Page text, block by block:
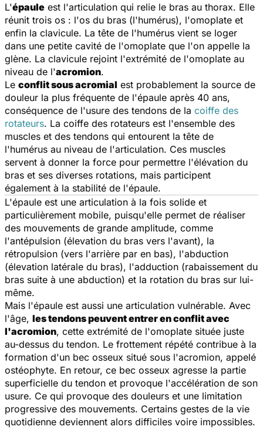
L'épaule est l'articulation qui relie le bras au thorax. Elle
réunit trois os : l'os du bras (l'humérus), l'omoplate et
enfin la clavicule. La tête de l'humérus vient se loger
dans une petite cavité de l'omoplate que l'on appelle la
glène. La clavicule rejoint l'extrémité de l'omoplate au
niveau de l'acromion.
Le conflit sous acromial est probablement la source de
douleur la plus fréquente de l'épaule après 40 ans,
conséquence de l'usure des tendons de la coiffe des
rotateurs. La coiffe des rotateurs est l'ensemble des
muscles et des tendons qui entourent la tête de
l'humérus au niveau de l'articulation. Ces muscles
servent à donner la force pour permettre l'élévation du
bras et ses diverses rotations, mais participent
également à la stabilité de l'épaule.
L'épaule est une articulation à la fois solide et
particulièrement mobile, puisqu'elle permet de réaliser
des mouvements de grande amplitude, comme
l'antépulsion (élevation du bras vers l'avant), la
rétropulsion (vers l'arrière par en bas), l'abduction
(élevation latérale du bras), l'adduction (rabaissement du
bras suite à une abduction) et la rotation du bras sur lui-
même.
Mais l'épaule est aussi une articulation vulnérable. Avec
l'âge, les tendons peuvent entrer en conflit avec
l'acromion, cette extrémité de l'omoplate située juste
au-dessus du tendon. Le frottement répété contribue à la
formation d'un bec osseux situé sous l'acromion, appelé
ostéophyte. En retour, ce bec osseux agresse la partie
superficielle du tendon et provoque l'accélération de son
usure. Ce qui provoque des douleurs et une limitation
progressive des mouvements. Certains gestes de la vie
quotidienne deviennent alors difficiles voire impossibles.